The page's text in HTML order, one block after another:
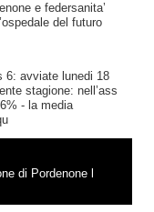
e federsanita’
del futuro
avviate lunedi 18
stagione: nell’ass
- la media
di Pordenone l